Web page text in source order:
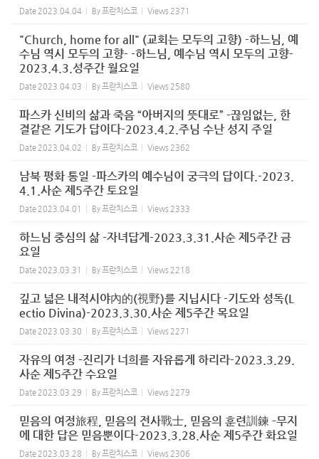
Date 2023.04.04 By프란치스코 Views 2371
"Church, home for all" (교회는 모두의 고향) -하느님, 예
수님 역시 모두의 고향- -하느님, 예수님 역시 모두의 고향-
2023.4.3.성주간 월요일
Date 2023.04.03 By프란치스코 Views 2580
파스카 신비의 삶과 죽음 “아버지의 뜻대로” -끊임없는, 한
결같은 기도가 답이다-2023.4.2.주님 수난 성지 주일
Date 2023.04.02 By프란치스코 Views 2362
남북 평화 통일 -파스카의 예수님이 궁극의 답이다.-2023.
4.1.사순 제5주간 토요일
Date 2023.04.01 By프란치스코 Views 2333
하느님 중심의 삶 -자녀답게-2023.3.31.사순 제5주간 금
요일
Date 2023.03.31 By프란치스코 Views 2218
깊고 넓은 내적시야內的(視野)를 지닙시다 -기도와 성독(L
ectio Divina)-2023.3.30.사순 제5주간 목요일
Date 2023.03.30 By프란치스코 Views 2271
자유의 여정 -진리가 너희를 자유롭게 하리라-2023.3.29.
사순 제5주간 수요일
Date 2023.03.29 By프란치스코 Views 2279
믿음의 여정旅程, 믿음의 전사戰士, 믿음의 훈련訓鍊 -무지
에 대한 답은 믿음뿐이다-2023.3.28.사순 제5주간 화요일
Date 2023.03.28 By프란치스코 Views 2306